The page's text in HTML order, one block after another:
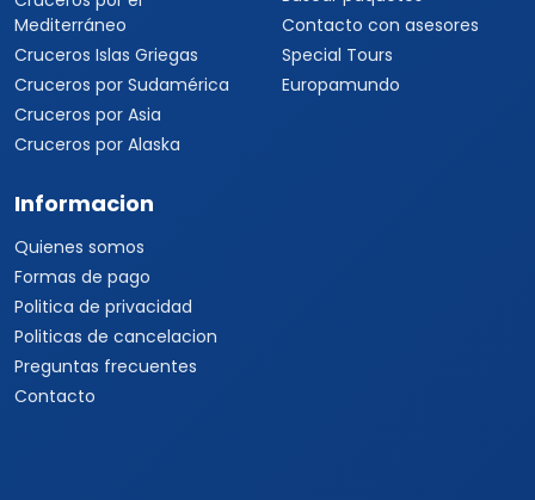
Viajes a Tailandia
Viajes a India
Cruceros
Todos los Cruceros
Cruceros por el
Mediterráneo
Cruceros Islas Griegas
Cruceros por Sudamérica
Cruceros por Asia
Cruceros por Alaska
Marcas y buscador
Informacion